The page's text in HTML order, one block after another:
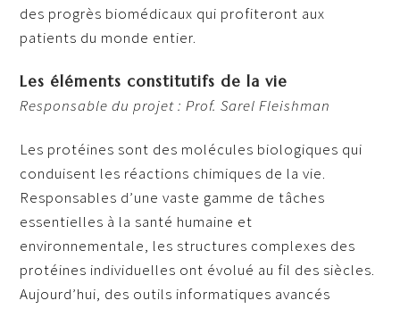
des progrès biomédicaux qui profiteront aux
patients du monde entier.
Les éléments constitutifs de la vie
Responsable du projet : Prof. Sarel Fleishman
Les protéines sont des molécules biologiques qui
conduisent les réactions chimiques de la vie.
Responsables d’une vaste gamme de tâches
essentielles à la santé humaine et
environnementale, les structures complexes des
protéines individuelles ont évolué au fil des siècles.
Aujourd’hui, des outils informatiques avancés